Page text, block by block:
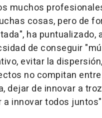
muchos
cosas, pero de
ha puntualizado,
de conseguir
evitar la
no compitan
dejar de innovar a
a innovar todos